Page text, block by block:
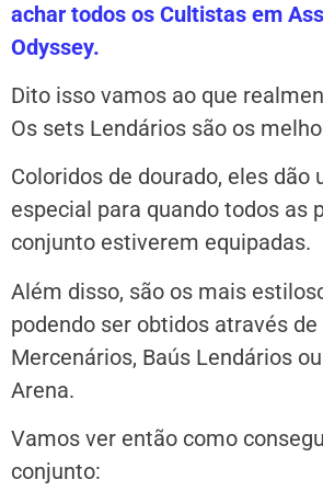
achar todos os Cultistas em
Odyssey.
Dito isso vamos ao que
Os sets Lendários são os
Coloridos de dourado, eles dão
especial para quando todos as
conjunto estiverem equipadas.
Além disso, são os mais
podendo ser obtidos através
Mercenários, Baús Lendários
Arena.
Vamos ver então como
conjunto: